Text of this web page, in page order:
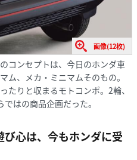
画像(12枚)
コンセプトは、今日のホンダ車
ム、メカ・ミニマムそのもの。
たりと収まるモトコンポ。2輪、
はの商品企画だった。
心は、今もホンダに受